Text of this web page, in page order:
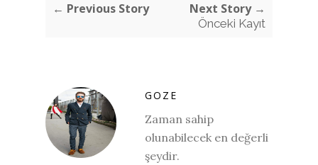
← Previous Story Next Story →
Önceki Kayıt
GOZE
Zaman sahip
olunabilecek en değerli
şeydir.